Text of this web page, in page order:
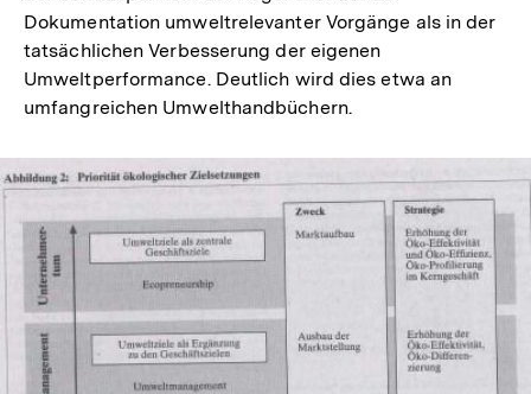
Dokumentation umweltrelevanter Vorgänge als in der
tatsächlichen Verbesserung der eigenen
Umweltperformance. Deutlich wird dies etwa an
umfangreichen Umwelthandbüchern.
In
Lightbox